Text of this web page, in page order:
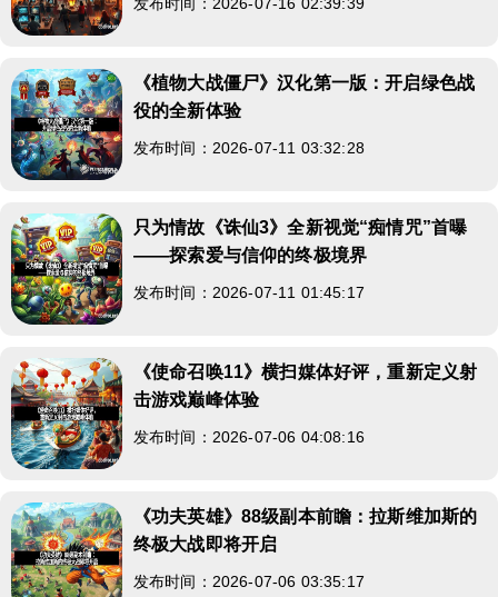
《植物大战僵尸》汉化第一版：开启绿色战
役的全新体验
发布时间：2026-07-11 03:32:28
只为情故《诛仙3》全新视觉“痴情咒”首曝
——探索爱与信仰的终极境界
发布时间：2026-07-11 01:45:17
《使命召唤11》横扫媒体好评，重新定义射
击游戏巅峰体验
发布时间：2026-07-06 04:08:16
《功夫英雄》88级副本前瞻：拉斯维加斯的
终极大战即将开启
发布时间：2026-07-06 03:35:17